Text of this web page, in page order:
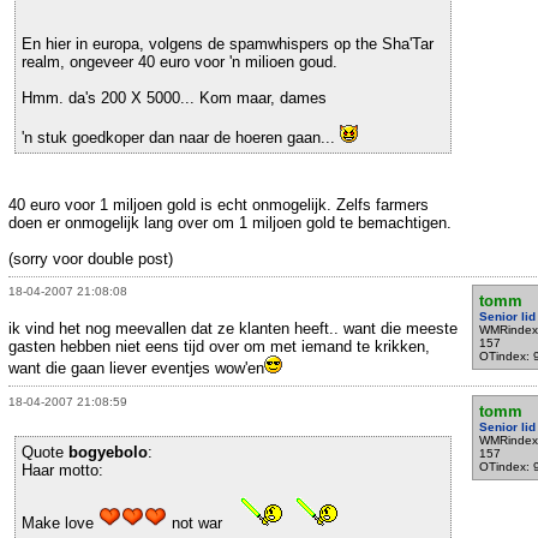
En hier in europa, volgens de spamwhispers op the Sha'Tar
realm, ongeveer 40 euro voor 'n milioen goud.
Hmm. da's 200 X 5000... Kom maar, dames
'n stuk goedkoper dan naar de hoeren gaan...
40 euro voor 1 miljoen gold is echt onmogelijk. Zelfs farmers
doen er onmogelijk lang over om 1 miljoen gold te bemachtigen.
(sorry voor double post)
18-04-2007 21:08:08
tomm
Senior lid
157
OTindex:
ik vind het nog meevallen dat ze klanten heeft.. want die meeste
gasten hebben niet eens tijd over om met iemand te krikken,
want die gaan liever eventjes wow'en
18-04-2007 21:08:59
tomm
Senior lid
157
OTindex:
Quote bogyebolo:
Haar motto:
Make love not war